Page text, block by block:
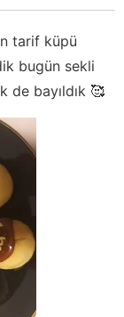
tarif küpü
bugün sekli
de bayıldık 🥰